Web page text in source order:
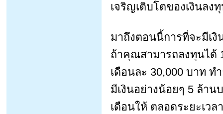
เจริญเติบโตของเงินลง
มาถึงตอนนี้การที่จะมีเงิ
ถ้าคุณสามารถลงทุนได้
เดือนละ 30,000 บาท
มีเงินอย่างน้อยๆ 5 ล้าน
เดือนให้ ตลอดระยะเวล